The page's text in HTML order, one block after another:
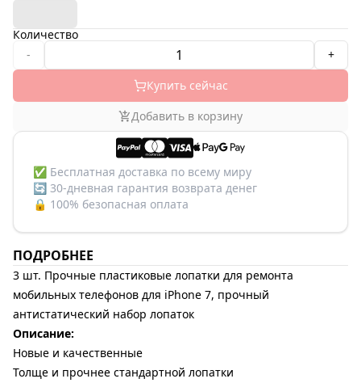
Количество
-
+
Купить сейчас
Добавить в корзину
✅ Бесплатная доставка по всему миру
🔄 30-дневная гарантия возврата денег
🔒 100% безопасная оплата
ПОДРОБНЕЕ
3 шт. Прочные пластиковые лопатки для ремонта
мобильных телефонов для iPhone 7, прочный
антистатический набор лопаток
Описание:
Новые и качественные
Толще и прочнее стандартной лопатки